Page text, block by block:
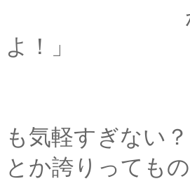
が、あたし
よ！」
「おろ、そ
「そんなこ
も気軽すぎない
とか誇りっても